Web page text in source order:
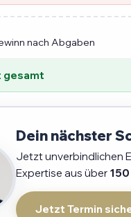
nach Abgaben
gesamt
Dein nächster
Jetzt unverbindlichen
Expertise aus über
Jetzt Termin